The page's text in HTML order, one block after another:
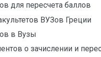
для пересчета баллов
ВУЗов Греции
в Вузы
о зачислении и